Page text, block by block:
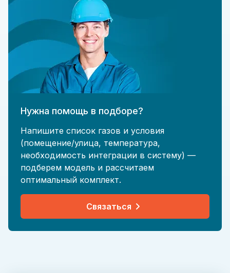
Нужна помощь в подборе?
Напишите список газов и условия
(помещение/улица, температура,
необходимость интеграции в систему) —
подберем модель и рассчитаем
оптимальный комплект.
Связаться